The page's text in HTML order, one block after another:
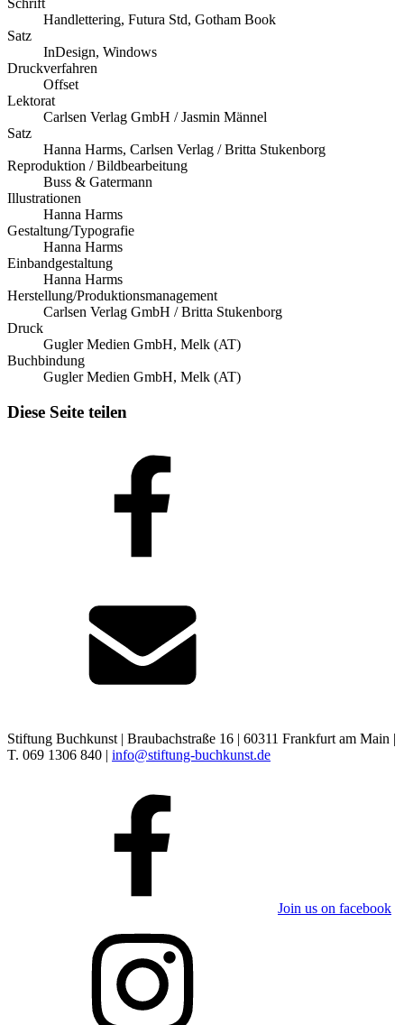
Schrift
Handlettering, Futura Std, Gotham Book
Satz
InDesign, Windows
Druckverfahren
Offset
Lektorat
Carlsen Verlag GmbH / Jasmin Männel
Satz
Hanna Harms, Carlsen Verlag / Britta Stukenborg
Reproduktion / Bildbearbeitung
Buss & Gatermann
Illustrationen
Hanna Harms
Gestaltung/Typografie
Hanna Harms
Einbandgestaltung
Hanna Harms
Herstellung/Produktionsmanagement
Carlsen Verlag GmbH / Britta Stukenborg
Druck
Gugler Medien GmbH, Melk (AT)
Buchbindung
Gugler Medien GmbH, Melk (AT)
Diese Seite teilen
Stiftung Buchkunst | Braubachstraße 16 | 60311 Frankfurt am Main |
T. 069 1306 840 | info@stiftung-buchkunst.de
Join us on facebook